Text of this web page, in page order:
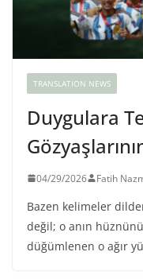
TRANSLATION NEWS
Duygulara
04/29/2026 Fatih
Bazen kelimeler
değil; o anın
düğümlenen o ağır